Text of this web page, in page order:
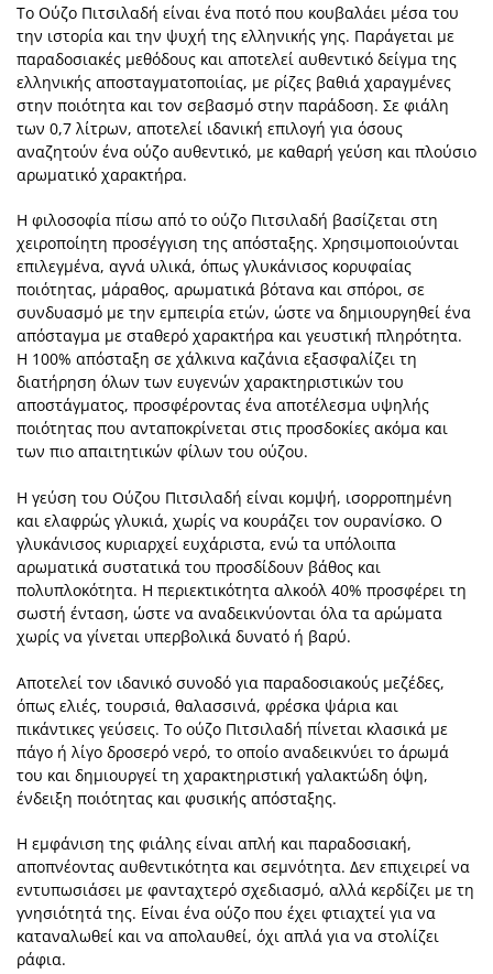
Το Ούζο Πιτσιλαδή είναι ένα ποτό που κουβαλάει μέσα του
την ιστορία και την ψυχή της ελληνικής γης. Παράγεται με
παραδοσιακές μεθόδους και αποτελεί αυθεντικό δείγμα της
ελληνικής αποσταγματοποιίας, με ρίζες βαθιά χαραγμένες
στην ποιότητα και τον σεβασμό στην παράδοση. Σε φιάλη
των 0,7 λίτρων, αποτελεί ιδανική επιλογή για όσους
αναζητούν ένα ούζο αυθεντικό, με καθαρή γεύση και πλούσιο
αρωματικό χαρακτήρα.
Η φιλοσοφία πίσω από το ούζο Πιτσιλαδή βασίζεται στη
χειροποίητη προσέγγιση της απόσταξης. Χρησιμοποιούνται
επιλεγμένα, αγνά υλικά, όπως γλυκάνισος κορυφαίας
ποιότητας, μάραθος, αρωματικά βότανα και σπόροι, σε
συνδυασμό με την εμπειρία ετών, ώστε να δημιουργηθεί ένα
απόσταγμα με σταθερό χαρακτήρα και γευστική πληρότητα.
Η 100% απόσταξη σε χάλκινα καζάνια εξασφαλίζει τη
διατήρηση όλων των ευγενών χαρακτηριστικών του
αποστάγματος, προσφέροντας ένα αποτέλεσμα υψηλής
ποιότητας που ανταποκρίνεται στις προσδοκίες ακόμα και
των πιο απαιτητικών φίλων του ούζου.
Η γεύση του Ούζου Πιτσιλαδή είναι κομψή, ισορροπημένη
και ελαφρώς γλυκιά, χωρίς να κουράζει τον ουρανίσκο. Ο
γλυκάνισος κυριαρχεί ευχάριστα, ενώ τα υπόλοιπα
αρωματικά συστατικά του προσδίδουν βάθος και
πολυπλοκότητα. Η περιεκτικότητα αλκοόλ 40% προσφέρει τη
σωστή ένταση, ώστε να αναδεικνύονται όλα τα αρώματα
χωρίς να γίνεται υπερβολικά δυνατό ή βαρύ.
Αποτελεί τον ιδανικό συνοδό για παραδοσιακούς μεζέδες,
όπως ελιές, τουρσιά, θαλασσινά, φρέσκα ψάρια και
πικάντικες γεύσεις. Το ούζο Πιτσιλαδή πίνεται κλασικά με
πάγο ή λίγο δροσερό νερό, το οποίο αναδεικνύει το άρωμά
του και δημιουργεί τη χαρακτηριστική γαλακτώδη όψη,
ένδειξη ποιότητας και φυσικής απόσταξης.
Η εμφάνιση της φιάλης είναι απλή και παραδοσιακή,
αποπνέοντας αυθεντικότητα και σεμνότητα. Δεν επιχειρεί να
εντυπωσιάσει με φανταχτερό σχεδιασμό, αλλά κερδίζει με τη
γνησιότητά της. Είναι ένα ούζο που έχει φτιαχτεί για να
καταναλωθεί και να απολαυθεί, όχι απλά για να στολίζει
ράφια.